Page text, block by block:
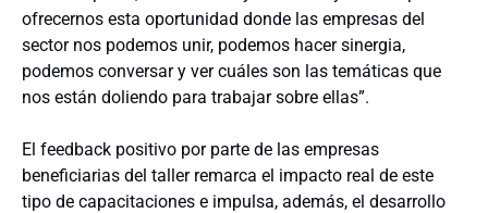
ofrecernos esta oportunidad donde las empresas del
sector nos podemos unir, podemos hacer sinergia,
podemos conversar y ver cuáles son las temáticas que
nos están doliendo para trabajar sobre ellas”.
El feedback positivo por parte de las empresas
beneficiarias del taller remarca el impacto real de este
tipo de capacitaciones e impulsa, además, el desarrollo